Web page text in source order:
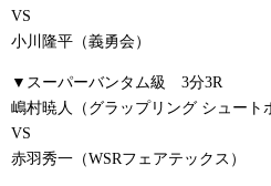
VS
小川隆平（義勇会）
▼スーパーバンタム級 3分3R
嶋村暁人（グラップリング シュート
VS
赤羽秀一（WSRフェアテックス）